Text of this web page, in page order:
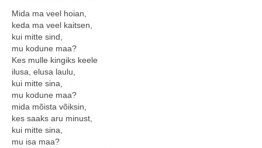
KAUPLUSED
EHITUSKESKUS
KAUBAMAJA
KAMPAANIAD
COOP KLIENDIKAART
KINKEKAART
Mida ma veel hoian,
keda ma veel kaitsen,
kui mitte sind,
mu kodune maa?
Kes mulle kingiks keele
ilusa, elusa laulu,
kui mitte sina,
mu kodune maa?
mida mõista võiksin,
kes saaks aru minust,
kui mitte sina,
mu isa maa?